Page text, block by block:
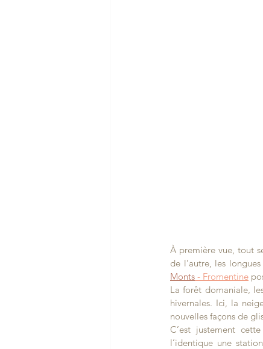
À première vue, tout
de l’autre, les
Monts - Fromentine
La forêt domaniale,
hivernales. Ici, la
nouvelles façons de
C’est justement
l’identique une